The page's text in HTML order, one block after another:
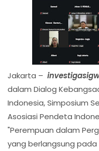
Jakarta –
dalam Dialog
Indonesia, Simposium
Asosiasi Pendeta
"Perempuan dalam
yang berlangsung pada